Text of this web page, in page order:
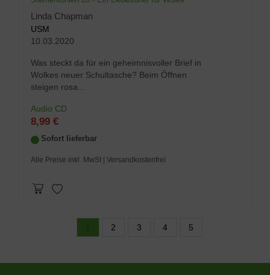
Linda Chapman
USM
10.03.2020
Was steckt da für ein geheimnisvoller Brief in
Wolkes neuer Schultasche? Beim Öffnen
steigen rosa...
Audio CD
8,99 €
Sofort lieferbar
Alle Preise inkl. MwSt | Versandkostenfrei
2 3 4 5